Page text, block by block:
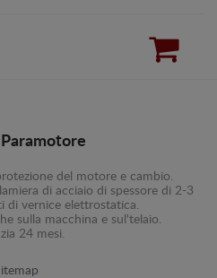
del motore e cambio.
di acciaio di spessore di 2-3
di vernice elettrostatica.
sulla macchina e sul'telaio.
24 mesi.